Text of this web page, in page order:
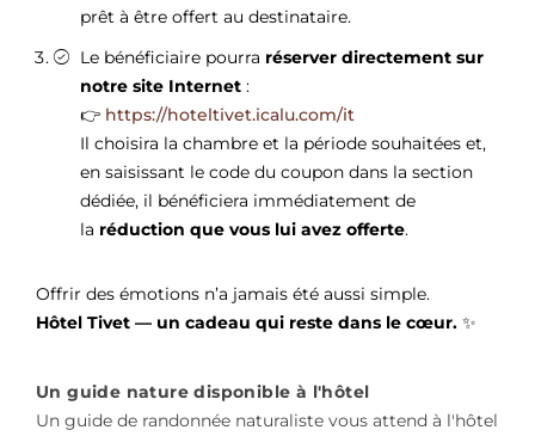
prêt à être offert au destinataire.
Le bénéficiaire pourra réserver directement sur
notre site Internet :
👉 https://hoteltivet.icalu.com/it
Il choisira la chambre et la période souhaitées et,
en saisissant le code du coupon dans la section
dédiée, il bénéficiera immédiatement de
la réduction que vous lui avez offerte.
Offrir des émotions n’a jamais été aussi simple.
Hôtel Tivet — un cadeau qui reste dans le cœur. ✨
Un guide nature disponible à l'hôtel
Un guide de randonnée naturaliste vous attend à l'hôtel